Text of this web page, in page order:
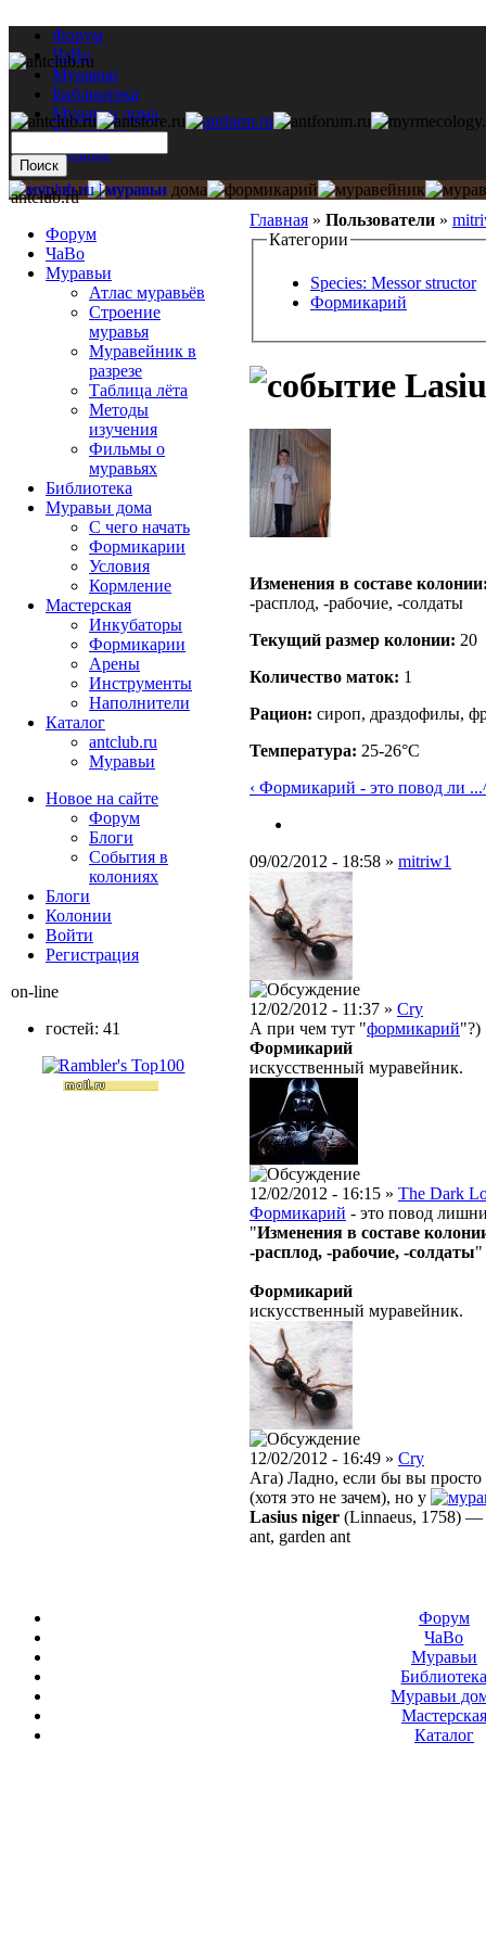
Форум
ЧаВо
Муравьи
Библиотека
Муравьи дома
Мастерская
Каталог
Главная » Пользователи »
Категории
Species: Messor structor
Формикарий
Изменения в составе
-расплод, -рабочие, -солдаты
Текущий размер кoлонии: 20
Количество маток: 1
Рацион: сироп, драздофилы,
Температура: 25-26°C
‹ Формикарий - это повод ли ...
09/02/2012 - 18:58 » mitriw1
12/02/2012 - 11:37 » Cry
А при чем тут "формикарий"?)
Формикарий
искусственный муравейник.
12/02/2012 - 16:15 » The Dark
Формикарий - это повод
"Изменения в составе
-расплод, -рабочие, -солдаты"
Формикарий
искусственный муравейник.
12/02/2012 - 16:49 » Cry
Ага) Ладно, если бы вы
(хотя это не зачем), но у
Lasius niger (Linnaeus, 1758) —
ant, garden ant
antclub.ru
Форум
ЧаВо
Муравьи
Атлас муравьёв
Строение
муравья
Муравейник в
разрезе
Таблица лёта
Методы
изучения
Фильмы о
муравьях
Библиотека
Муравьи дома
С чего начать
Формикарии
Условия
Кормление
Мастерская
Инкубаторы
Формикарии
Арены
Инструменты
Наполнители
Каталог
antclub.ru
Муравьи
Новое на сайте
Форум
Блоги
События в
колониях
Блоги
Колонии
Войти
Peгиcтpaция
on-line
гостей: 41
Форум
ЧаВо
Муравьи
Муравьи
Мастерская
Каталог